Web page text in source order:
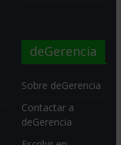
deGerencia
Sobre deGerencia
Contactar a
deGerencia